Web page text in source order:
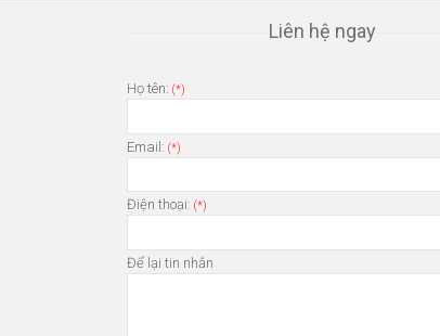
Liên hệ ngay
Họ tên: (*)
Email: (*)
Điện thoại: (*)
Để lại tin nhắn